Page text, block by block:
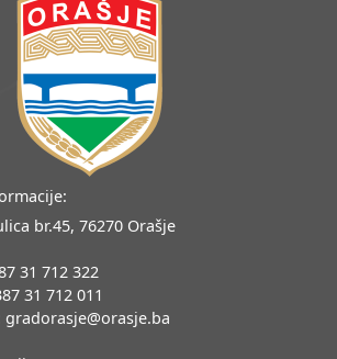
br.45, 76270 Orašje
31 712 322
31 712 011
gradorasje@orasje.ba